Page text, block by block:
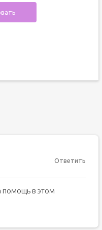
Ответить
помощь в этом